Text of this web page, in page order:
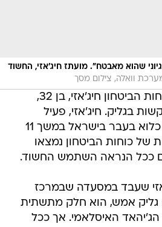
שהוא מאבטח". מועתז חיג'אזי, החשוד
וואלה, צילום מסך
לפנות בוקר חיסלו כוחות הביטחון חיג'אזי, בן 32,
בגליק. חיג'אזי, פעיל
ג'יהאד איסלאמי היה כלוא בעבר בישראל במשך 11
של כוחות הביטחון נמצאו
ככל הנראה השתמש החשוד.
שעבד במסעדה שבמרכז
גליק אמש, הוא חלק מתשתית
האיסלאמי. אך ככל